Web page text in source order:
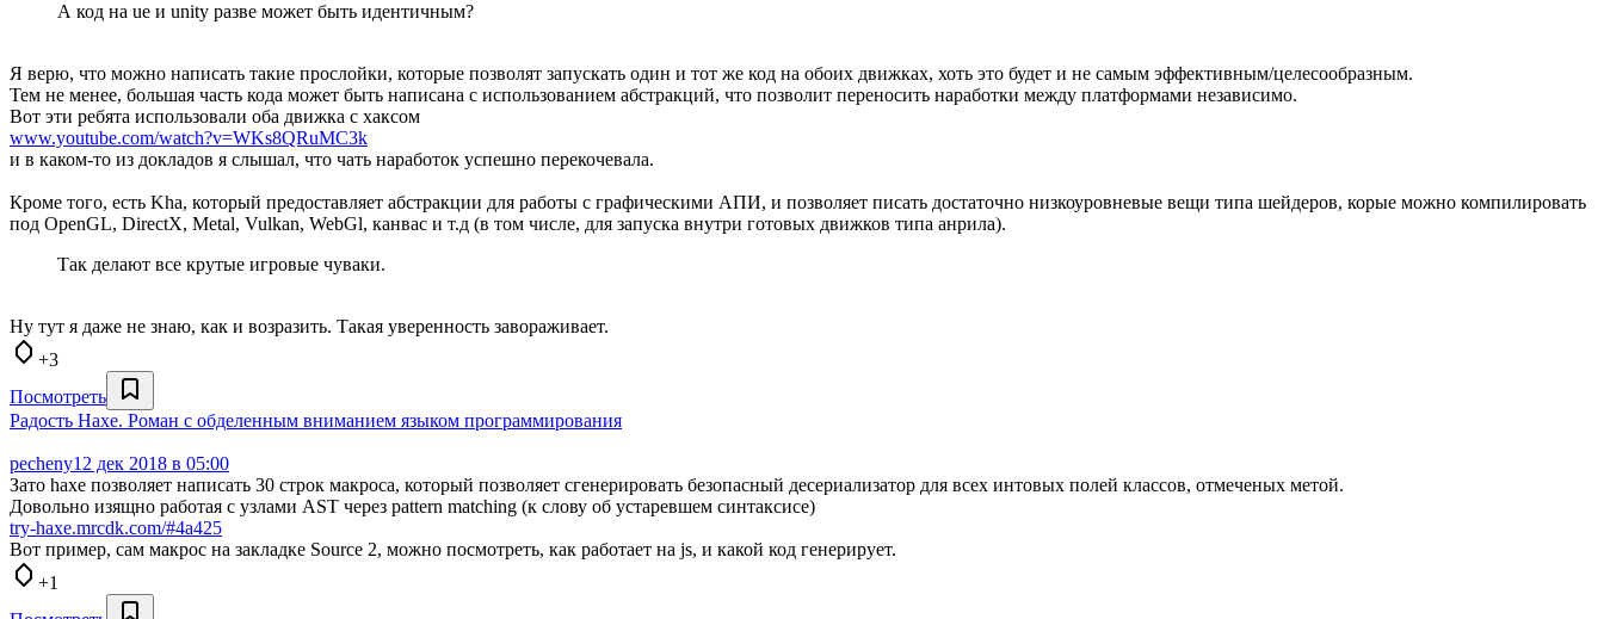
А код на ue и unity разве может быть идентичным?
Я верю, что можно написать такие прослойки, которые позволят запускать один и тот же код на обоих движках, хоть это будет и не самым эффективным/целесообразным.
Тем не менее, большая часть кода может быть написана с использованием абстракций, что позволит переносить наработки между платформами независимо.
Вот эти ребята использовали оба движка с хаксом
www.youtube.com/watch?v=WKs8QRuMC3k
и в каком-то из докладов я слышал, что чать наработок успешно перекочевала.
Кроме того, есть Kha, который предоставляет абстракции для работы с графическими АПИ, и позволяет писать достаточно низкоуровневые вещи типа шейдеров, корые можно компилировать
под OpenGL, DirectX, Metal, Vulkan, WebGl, канвас и т.д (в том числе, для запуска внутри готовых движков типа анрила).
Так делают все крутые игровые чуваки.
Ну тут я даже не знаю, как и возразить. Такая уверенность завораживает.
+3
Посмотреть
Радость Haxe. Роман с обделенным вниманием языком программирования
pecheny12 дек 2018 в 05:00
Зато haxe позволяет написать 30 строк макроса, который позволяет сгенерировать безопасный десериализатор для всех интовых полей классов, отмеченых метой.
Довольно изящно работая с узлами AST через pattern matching (к слову об устаревшем синтаксисе)
try-haxe.mrcdk.com/#4a425
Вот пример, сам макрос на закладке Source 2, можно посмотреть, как работает на js, и какой код генерирует.
+1